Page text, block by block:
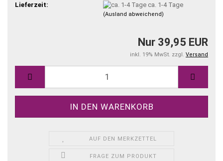
Lieferzeit:
ca. 1-4 Tage
(Ausland abweichend)
Nur 39,95 EUR
inkl. 19% MwSt. zzgl. Versand
AUF DEN MERKZETTEL
FRAGE ZUM PRODUKT